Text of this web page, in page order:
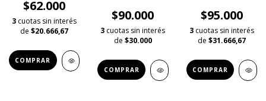
$62.000
3 cuotas sin interés
de$20.666,67
COMPRAR
$90.000
3 cuotas sin interés
de $30.000
COMPRAR
$95.000
3 cuotas sin interés
de $31.666,67
COMPRAR